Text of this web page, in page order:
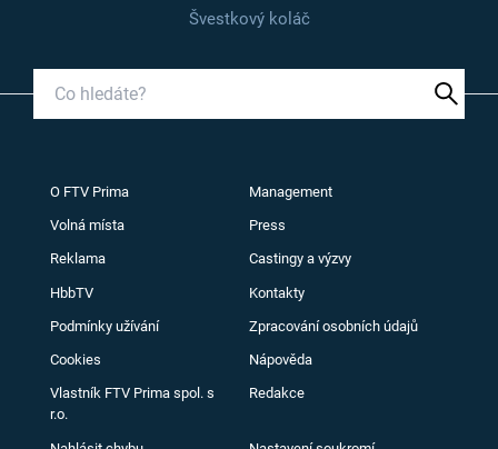
Švestkový koláč
O FTV Prima Management
Volná místa Press
Reklama Castingy a výzvy
HbbTV Kontakty
Podmínky užívání Zpracování osobních údajů
Cookies Nápověda
Vlastník FTV Prima spol. s
r.o.
Redakce